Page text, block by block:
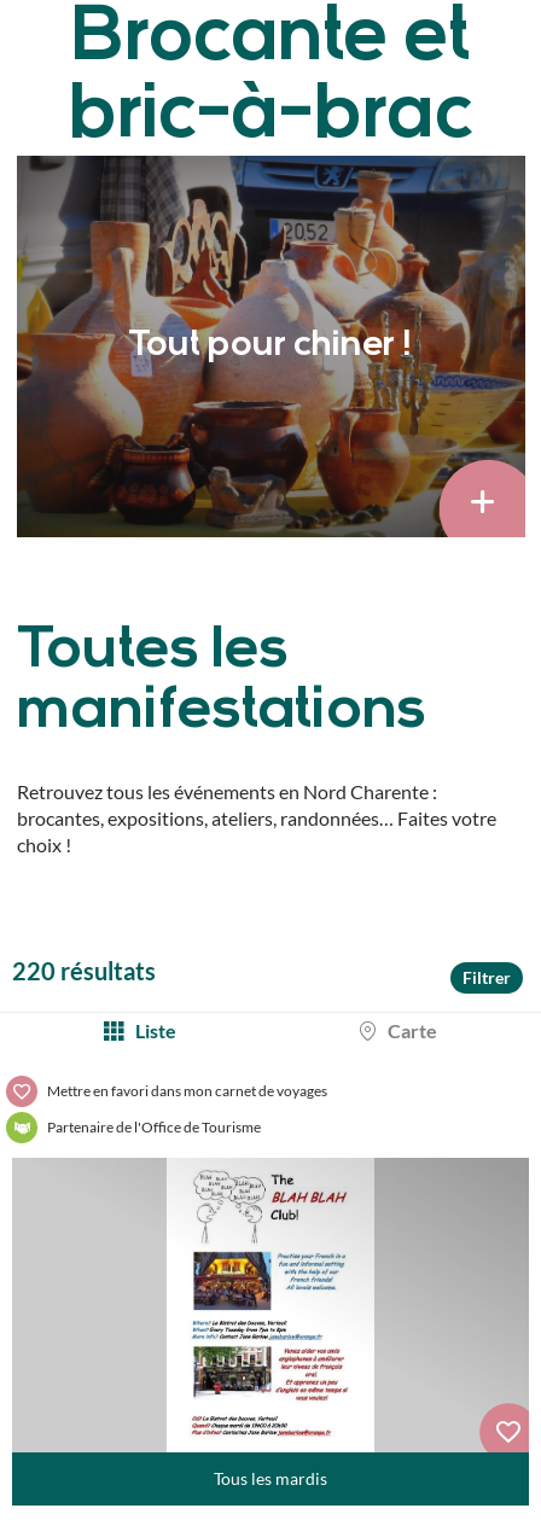
Brocante et
bric-à-brac
Tout pour chiner !
Toutes les
manifestations
Retrouvez tous les événements en Nord Charente :
brocantes, expositions, ateliers, randonnées… Faites votre
choix !
220 résultats Filtrer
Liste Carte
Mettre en favori dans mon carnet de voyages
Partenaire de l'Office de Tourisme
Tous les mardis